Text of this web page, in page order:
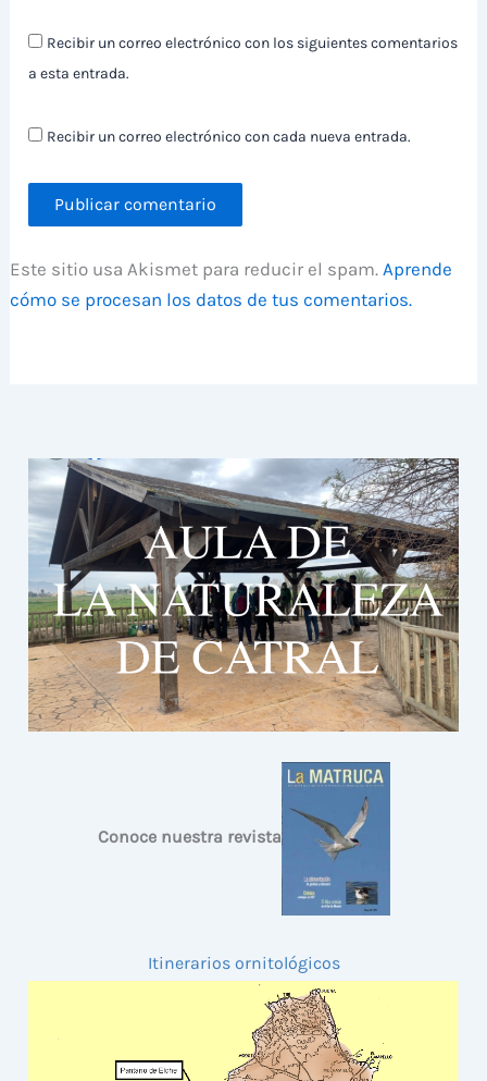
Recibir un correo electrónico con los siguientes comentarios
a esta entrada.
Recibir un correo electrónico con cada nueva entrada.
Este sitio usa Akismet para reducir el spam.Aprende
cómo se procesan los datos de tus comentarios.
Conoce nuestra revista
Itinerarios ornitológicos